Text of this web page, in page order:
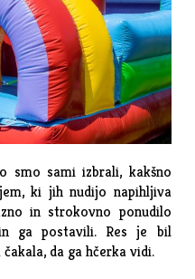
smo sami izbrali, kakšno
ki jih nudijo napihljiva
in strokovno ponudilo
ga postavili. Res je bil
da ga hčerka vidi.